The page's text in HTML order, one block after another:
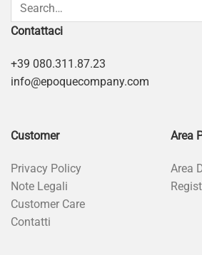
Contattaci
+39 080.311.87.23
info@epoquecompany.com
Customer
Privacy Policy
Note Legali
Customer Care
Contatti
Area
Area